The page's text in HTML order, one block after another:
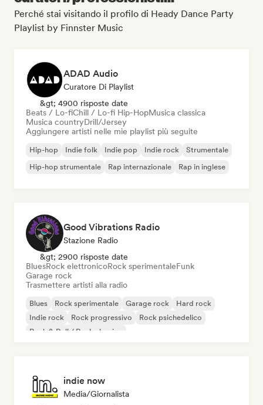
Perché stai visitando il profilo di Heady Dance Party
Playlist by Finnster Music
ADAD Audio
Curatore Di Playlist
&gt; 4900 risposte date
Beats / Lo-fiChill / Lo-fi Hip-HopMusica classica
Musica countryDrill/Jersey
Aggiungere artisti nelle mie playlist più seguite
Hip-hop Indie folk Indie pop Indie rock
Strumentale
Hip-hop strumentale
Rap internazionale Rap in inglese
Good Vibrations Radio
Stazione Radio
&gt; 2900 risposte date
BluesRock elettronicoRock sperimentaleFunk
Garage rock
Trasmettere artisti alla radio
Blues Rock sperimentale Garage rock
Hard rock
Indie rock
Rock progressivo
Rock psichedelico
Rock & Roll / Rock classico
indie now
Media/Giornalista